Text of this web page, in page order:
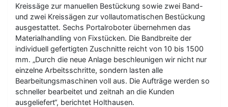
Kreissäge zur manuellen Bestückung sowie zwei Band-
und zwei Kreissägen zur vollautomatischen Bestückung
ausgestattet. Sechs Portalroboter übernehmen das
Materialhandling von Fixstücken. Die Bandbreite der
individuell gefertigten Zuschnitte reicht von 10 bis 1500
mm. „Durch die neue Anlage beschleunigen wir nicht nur
einzelne Arbeitsschritte, sondern lasten alle
Bearbeitungsmaschinen voll aus. Die Aufträge werden so
schneller bearbeitet und zeitnah an die Kunden
ausgeliefert“, berichtet Holthausen.